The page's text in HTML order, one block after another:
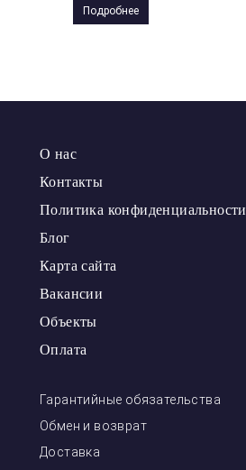
Подробнее
О нас
Контакты
Политика конфиденциальности
Блог
Карта сайта
Вакансии
Объекты
Оплата
Гарантийные обязательства
Обмен и возврат
Доставка